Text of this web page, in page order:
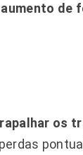
aumento de
os